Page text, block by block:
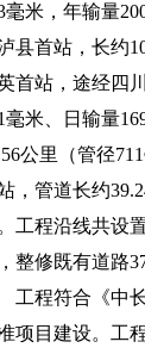
毫米，年输量
县首站，长约
首站，途经四
毫米、日输量
公里（管径
，管道长约
工程沿线共设
整修既有道路
程符合《中长
项目建设。工